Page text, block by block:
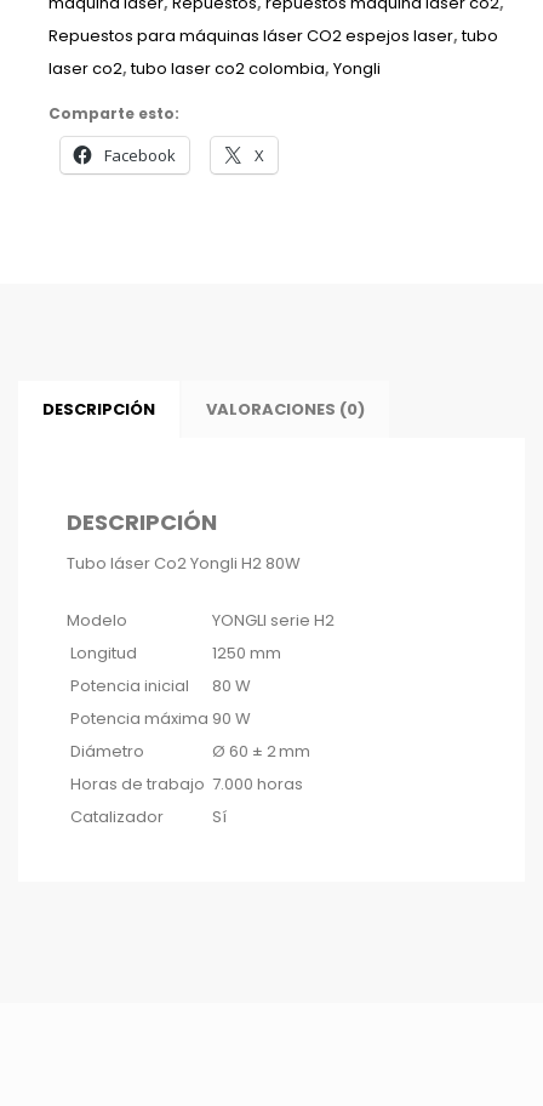
cantidad
Repuestos para máquinas láser CO2 espejos laser,tubo
laser co2,tubo laser co2 colombia, Yongli
Comparte esto:
Facebook X
DESCRIPCIÓN VALORACIONES (0)
DESCRIPCIÓN
Tubo láser Co2 Yongli H2 80W
Modelo
YONGLI serie H2
Longitud
1250 mm
Potencia inicial
80 W
Potencia máxima 90 W
Diámetro
Ø 60 ± 2 mm
Horas de trabajo 7.000 horas
Catalizador
Sí